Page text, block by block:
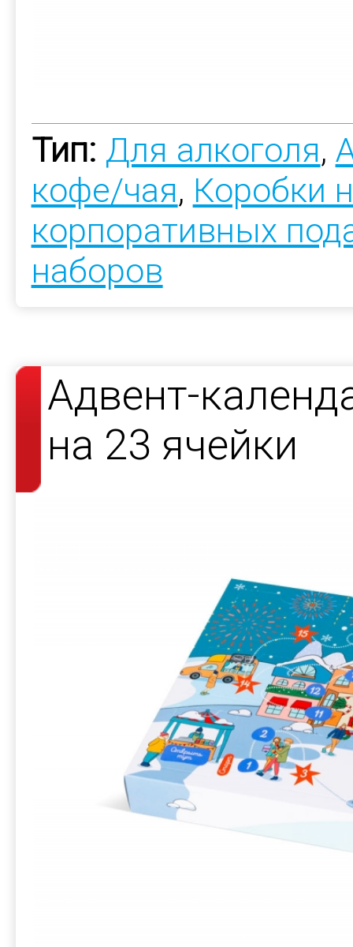
Тип: Для алкоголя,
кофе/чая, Коробки
корпоративных
наборов
Адвент-
на 23 ячейки